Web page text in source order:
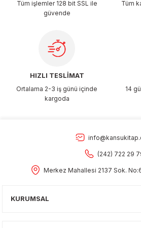
Tüm işlemler 128 bit SSL ile
güvende
Tüm
HIZLI TESLİMAT
Ortalama 2-3 iş günü içinde
kargoda
14
(242) 722 29
Merkez Mahallesi 2137 Sok.
KURUMSAL